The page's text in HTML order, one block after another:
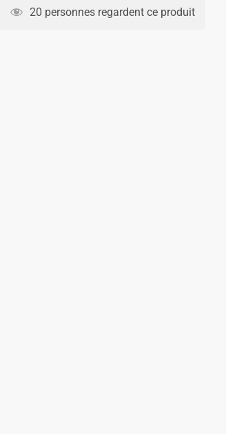
Inter
20 personnes regardent ce produit